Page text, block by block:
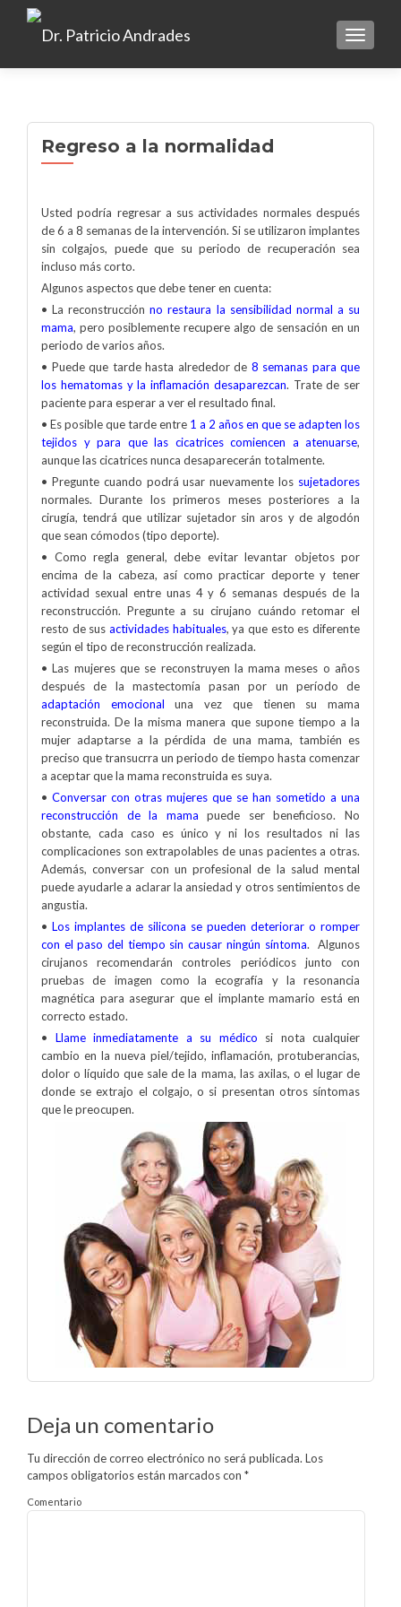
Regreso a la normalidad
Usted podría regresar a sus actividades normales después
de 6 a 8 semanas de la intervención. Si se utilizaron implantes
sin colgajos, puede que su periodo de recuperación sea
incluso más corto.
Algunos aspectos que debe tener en cuenta:
• La reconstrucciónno restaura la sensibilidad normal a su
mama, pero posiblemente recupere algo de sensación en un
periodo de varios años.
• Puede que tarde hasta alrededor de 8 semanas para que
los hematomas y la inflamación desaparezcan. Trate de ser
paciente para esperar a ver el resultado final.
• Es posible que tarde entre 1 a 2 años en que se adapten los
tejidos y para que las cicatrices comiencen a atenuarse,
aunque las cicatrices nunca desaparecerán totalmente.
• Pregunte cuando podrá usar nuevamente los sujetadores
normales. Durante los primeros meses posteriores a la
cirugía, tendrá que utilizar sujetador sin aros y de algodón
que sean cómodos (tipo deporte).
• Como regla general, debe evitar levantar objetos por
encima de la cabeza, así como practicar deporte y tener
actividad sexual entre unas 4 y 6 semanas después de la
reconstrucción. Pregunte a su cirujano cuándo retomar el
resto de sus actividades habituales, ya que esto es diferente
según el tipo de reconstrucción realizada.
• Las mujeres que se reconstruyen la mama meses o años
después de la mastectomía pasan por un período de
adaptación emocionaluna vez que tienen su mama
reconstruida. De la misma manera que supone tiempo a la
mujer adaptarse a la pérdida de una mama, también es
preciso que transucrra un periodo de tiempo hasta comenzar
a aceptar que la mama reconstruida es suya.
• Conversar con otras mujeres que se han sometido a una
reconstrucción de la mama puede ser beneficioso. No
obstante, cada caso es único y ni los resultados ni las
complicaciones son extrapolables de unas pacientes a otras.
Además, conversar con un profesional de la salud mental
puede ayudarle a aclarar la ansiedad y otros sentimientos de
angustia.
• Los implantes de silicona se pueden deteriorar o romper
con el paso del tiempo sin causar ningún síntoma. Algunos
cirujanos recomendarán controles periódicos junto con
pruebas de imagen como la ecografía y la resonancia
magnética para asegurar que el implante mamario está en
correcto estado.
• Llame inmediatamente a su médico si nota cualquier
cambio en la nueva piel/tejido, inflamación, protuberancias,
dolor o líquido que sale de la mama, las axilas, o el lugar de
donde se extrajo el colgajo, o si presentan otros síntomas
que le preocupen.
Deja un comentario
Tu dirección de correo electrónico no será publicada. Los
campos obligatorios están marcados con *
Comentario